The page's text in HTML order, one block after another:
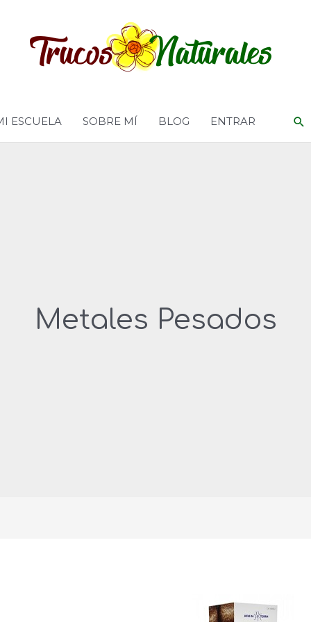
ESCUELA SOBRE MÍ BLOG ENTRAR
Metales Pesados